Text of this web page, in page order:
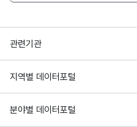
관련기관
행정안전부
한국지능정보사회진흥원
국가정보자원관리원
지역별 데이터포털
서울 열린데이터광장
경기데이터드림
분야별 데이터포털
기상자료개방포털